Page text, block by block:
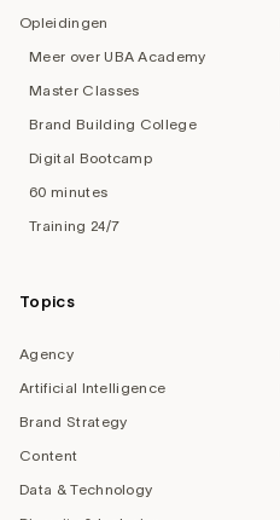
Opleidingen
Meer over UBA Academy
Master Classes
Brand Building College
Digital Bootcamp
60 minutes
Training 24/7
Topics
Agency
Artificial Intelligence
Brand Strategy
Content
Data & Technology